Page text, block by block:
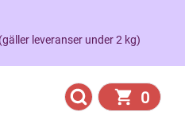
leveranser under 2 kg)
0